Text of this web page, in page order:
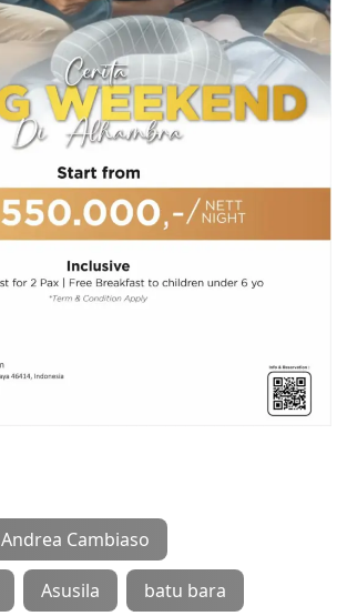
Andrea Cambiaso
Asusila batu bara